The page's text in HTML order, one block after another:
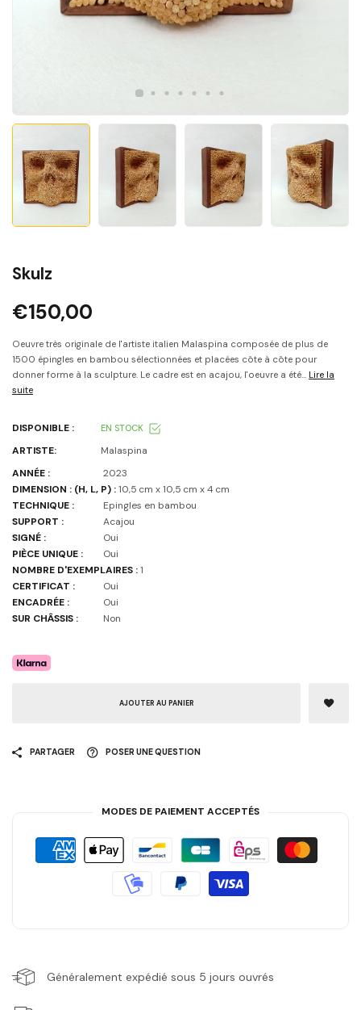
Skulz
€150,00
Oeuvre très originale de l'artiste italien Malaspina composée de plus de
1500 épingles en bambou sélectionnées et placées côte à côte pour
donner forme à la sculpture. Le cadre est en acajou, l'oeuvre a été... Lire la
suite
DISPONIBLE : EN STOCK
ARTISTE:
Malaspina
ANNÉE :
2023
DIMENSION : (H, L, P) :10,5 cm x 10,5 cm x 4 cm
TECHNIQUE :
Epingles en bambou
SUPPORT :
Acajou
SIGNÉ :
Oui
PIÈCE UNIQUE :
Oui
NOMBRE D'EXEMPLAIRES :1
CERTIFICAT :
Oui
ENCADRÉE :
Oui
SUR CHÂSSIS :
Non
AJOUTER AU PANIER
PARTAGER POSER UNE QUESTION
MODES DE PAIEMENT ACCEPTÉS
Généralement expédié sous 5 jours ouvrés